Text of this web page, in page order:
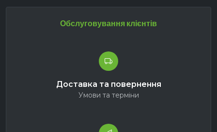
Обслуговування клієнтів
Доставка та повернення
Умови та терміни